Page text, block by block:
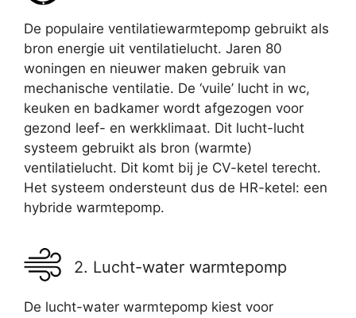
De populaire ventilatiewarmtepomp gebruikt als
bron energie uit ventilatielucht. Jaren 80
woningen en nieuwer maken gebruik van
mechanische ventilatie. De ‘vuile’ lucht in wc,
keuken en badkamer wordt afgezogen voor
gezond leef- en werkklimaat. Dit lucht-lucht
systeem gebruikt als bron (warmte)
ventilatielucht. Dit komt bij je CV-ketel terecht.
Het systeem ondersteunt dus de HR-ketel: een
hybride warmtepomp.
2. Lucht-water warmtepomp
De lucht-water warmtepomp kiest voor